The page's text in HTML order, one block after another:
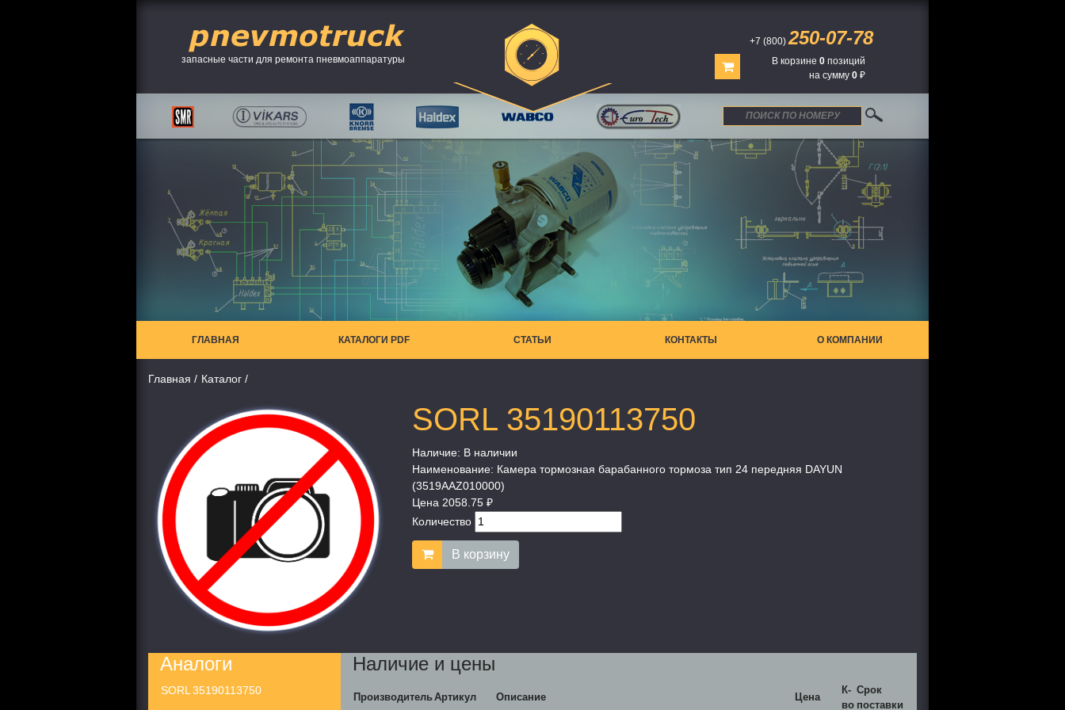
запасные части для ремонта пневмоаппаратуры
+7 (800)250-07-78
В корзине 0 позиций
на сумму 0 ₽
ГЛАВНАЯ КАТАЛОГИ PDF СТАТЬИ КОНТАКТЫ О КОМПАНИИ
Главная Каталог
SORL 35190113750
Наличие: В наличии
Наименование: Камера тормозная барабанного тормоза тип 24 передняя DAYUN
(3519AAZ010000)
Цена 2058.75 ₽
Количество
В корзину
Аналоги
SORL35190113750
Наличие и цены
ПроизводительАртикул Описание Цена
К-
во
Срок
поставки